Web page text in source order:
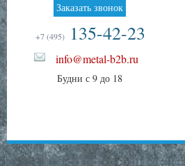
Заказать звонок
+7 (495) 135-42-23
info@metal-b2b.ru
Будни с 9 до 18